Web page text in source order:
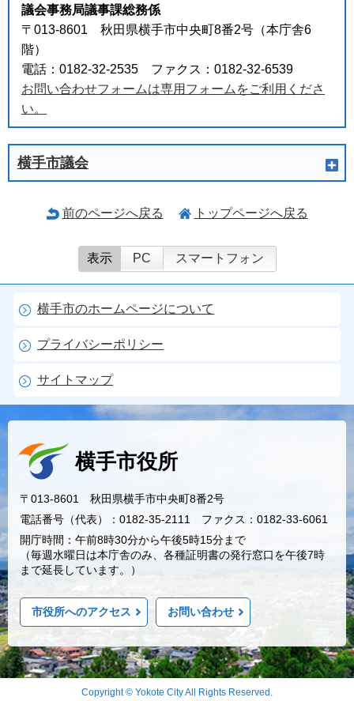
議会事務局議事課総務係
〒013-8601 秋田県横手市中央町8番2号（本庁舎6
階）
電話：0182-32-2535 ファクス：0182-32-6539
お問い合わせフォームは専用フォームをご利用くださ
い。
横手市議会
前のページへ戻る トップページへ戻る
表示 PC スマートフォン
横手市のホームページについて
プライバシーポリシー
サイトマップ
横手市役所
〒013-8601 秋田県横手市中央町8番2号
電話番号（代表）：0182-35-2111 ファクス：0182-33-6061
開庁時間：午前8時30分から午後5時15分まで
（毎週水曜日は本庁舎のみ、各種証明書の発行窓口を午後7時
まで延長しています。）
市役所へのアクセス お問い合わせ
Copyright © Yokote City All Rights Reserved.